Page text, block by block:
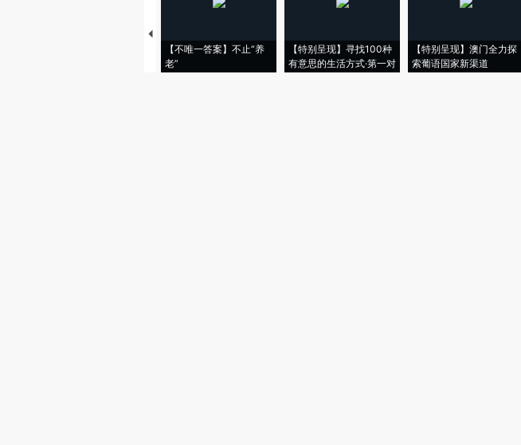
【不唯一答案】不止“养
老”
【特别呈现】寻找100种
有意思的生活方式·第一对
【特别呈现】澳门全力探
索葡语国家新渠道